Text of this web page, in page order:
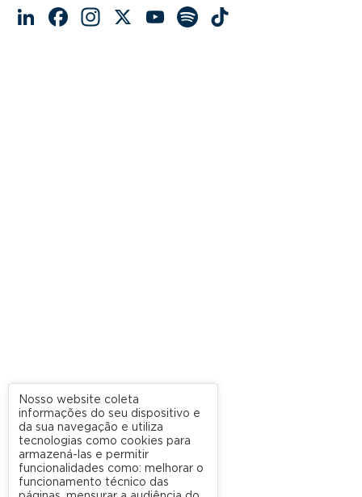
LinkedIn
Facebook
Instagram
X YouTube
Spotify
Nosso website coleta
informações do seu dispositivo e
da sua navegação e utiliza
tecnologias como cookies para
armazená-las e permitir
funcionalidades como: melhorar o
funcionamento técnico das